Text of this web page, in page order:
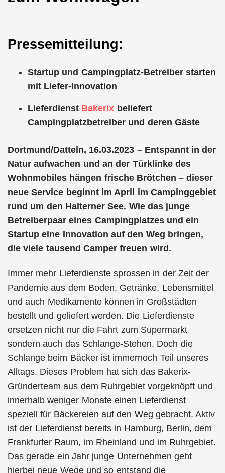
Pressemitteilung:
Startup und Campingplatz-Betreiber starten
mit Liefer-Innovation
Lieferdienst Bakerix beliefert
Campingplatzbetreiber und deren Gäste
Dortmund/Datteln, 16.03.2023 – Entspannt in der
Natur aufwachen und an der Türklinke des
Wohnmobiles hängen frische Brötchen – dieser
neue Service beginnt im April im Campinggebiet
rund um den Halterner See. Wie das junge
Betreiberpaar eines Campingplatzes und ein
Startup eine Innovation auf den Weg bringen,
die viele tausend Camper freuen wird.
Immer mehr Lieferdienste sprossen in der Zeit der
Pandemie aus dem Boden. Getränke, Lebensmittel
und auch Medikamente können in Großstädten
bestellt und geliefert werden. Die Lieferdienste
ersetzen nicht nur die Fahrt zum Supermarkt
sondern auch das Schlange-Stehen. Doch die
Schlange beim Bäcker ist immernoch Teil unseres
Alltags. Dieses Problem hat sich das Bakerix-
Gründerteam aus dem Ruhrgebiet vorgeknöpft und
innerhalb weniger Monate einen Lieferdienst
speziell für Bäckereien auf den Weg gebracht. Aktiv
ist der Lieferdienst bereits in Hamburg, Berlin, dem
Frankfurter Raum, im Rheinland und im Ruhrgebiet.
Das gerade ein Jahr junge Unternehmen geht
hierbei neue Wege und so entstand die